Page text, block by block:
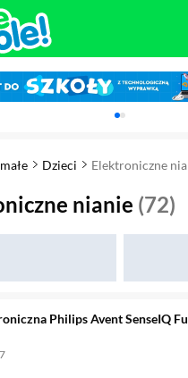
Karuzela z
Dzieci Elektroniczne
nianie (72)
Philips Avent SenseIQ